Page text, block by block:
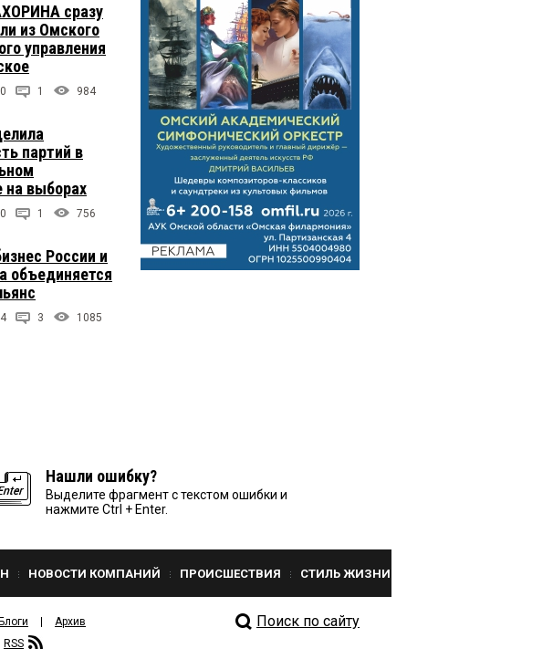
сразу
из Омского
управления
1 984
партий в
на выборах
1 756
России и
объединяется
3 1085
Нашли ошибку?
Выделите фрагмент с текстом ошибки и
нажмите Ctrl + Enter.
НОВОСТИ КОМПАНИЙ ПРОИСШЕСТВИЯ СТИЛЬ ЖИЗНИ
Архив
RSS
Поиск по сайту